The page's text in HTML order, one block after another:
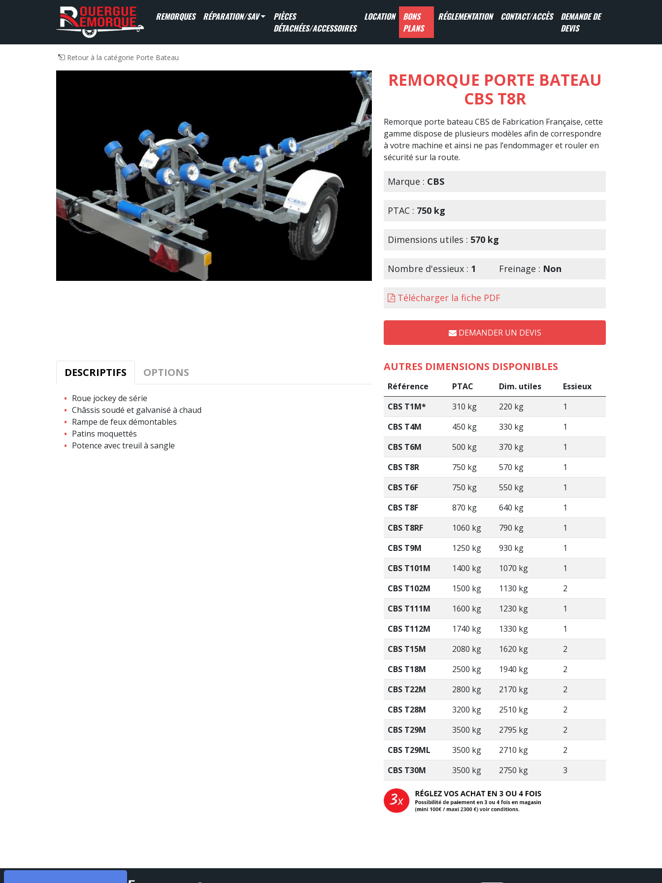
Navigation principale
REMORQUES RÉPARATION/SAV
PIÈCES
DÉTACHÉES/ACCESSOIRES
LOCATION
BONS
PLANS
RÉGLEMENTATION CONTACT/ACCÈS
DEMANDE DE
DEVIS
Retour à la catégorie Porte Bateau
REMORQUE PORTE BATEAU
CBS T8R
Remorque porte bateau CBS de Fabrication Française, cette
gamme dispose de plusieurs modèles afin de correspondre
à votre machine et ainsi ne pas l’endommager et rouler en
sécurité sur la route.
Marque : CBS
PTAC : 750 kg
Dimensions utiles : 570 kg
Nombre d'essieux : 1 Freinage : Non
Télécharger la fiche PDF
DEMANDER UN DEVIS
DESCRIPTIFS OPTIONS
Roue jockey de série
Châssis soudé et galvanisé à chaud
Rampe de feux démontables
Patins moquettés
Potence avec treuil à sangle
AUTRES DIMENSIONS DISPONIBLES
Référence PTAC Dim. utiles
Essieux
CBS T1M*
310 kg 220 kg
1
CBS T4M
450 kg 330 kg
1
CBS T6M
500 kg 370 kg
1
CBS T8R
750 kg 570 kg
1
CBS T6F
750 kg 550 kg
1
CBS T8F
870 kg 640 kg
1
CBS T8RF
1060 kg 790 kg
1
CBS T9M
1250 kg 930 kg
1
CBS T101M
1400 kg 1070 kg
1
CBS T102M
1500 kg 1130 kg
2
CBS T111M
1600 kg 1230 kg
1
CBS T112M
1740 kg 1330 kg
1
CBS T15M
2080 kg 1620 kg
2
CBS T18M
2500 kg 1940 kg
2
CBS T22M
2800 kg 2170 kg
2
CBS T28M
3200 kg 2510 kg
2
CBS T29M
3500 kg 2795 kg
2
CBS T29ML
3500 kg 2710 kg
2
CBS T30M
3500 kg 2750 kg 3